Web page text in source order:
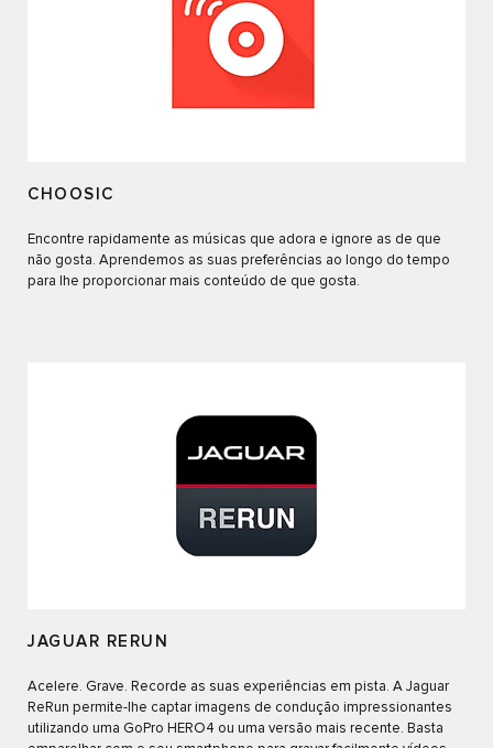
CHOOSIC
Encontre rapidamente as músicas que adora e ignore as de que
não gosta. Aprendemos as suas preferências ao longo do tempo
para lhe proporcionar mais conteúdo de que gosta.
JAGUAR RERUN
Acelere. Grave. Recorde as suas experiências em pista. A Jaguar
ReRun permite-lhe captar imagens de condução impressionantes
utilizando uma GoPro HERO4 ou uma versão mais recente. Basta